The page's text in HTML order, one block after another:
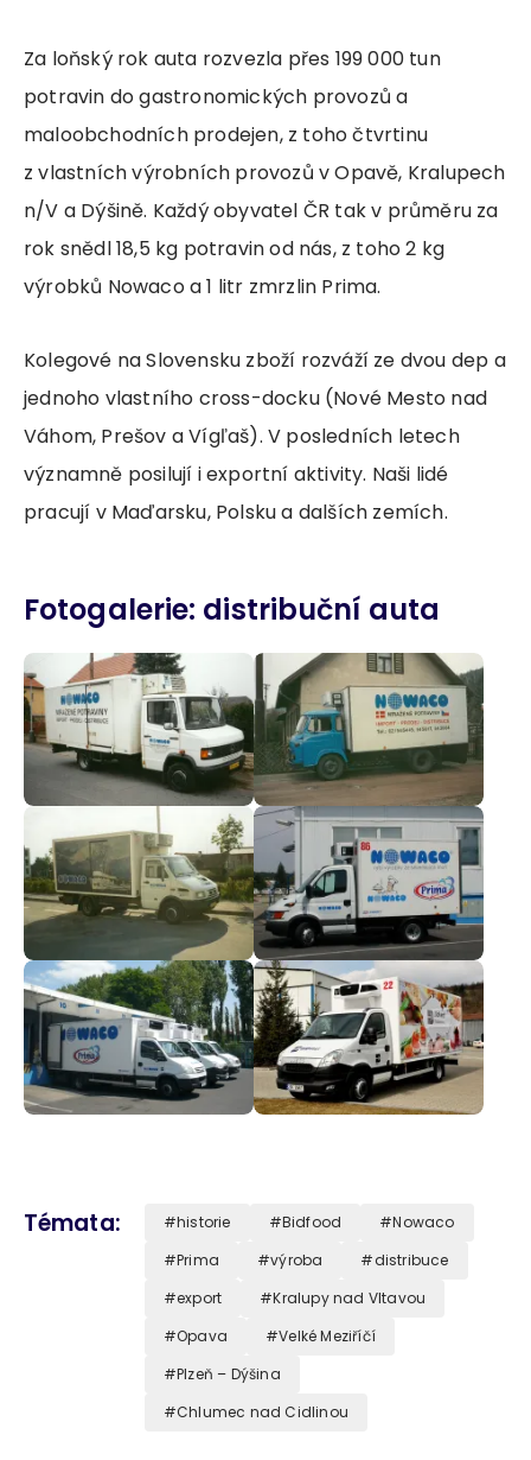
Za loňský rok auta rozvezla přes 199 000 tun
potravin do gastronomických provozů a
maloobchodních prodejen, z toho čtvrtinu
z vlastních výrobních provozů v Opavě, Kralupech
n/V a Dýšině. Každý obyvatel ČR tak v průměru za
rok snědl 18,5 kg potravin od nás, z toho 2 kg
výrobků Nowaco a 1 litr zmrzlin Prima.
Kolegové na Slovensku zboží rozváží ze dvou dep a
jednoho vlastního cross-docku (Nové Mesto nad
Váhom, Prešov a Vígľaš). V posledních letech
významně posilují i exportní aktivity. Naši lidé
pracují v Maďarsku, Polsku a dalších zemích.
Fotogalerie: distribuční auta
Témata historie Bidfood
Nowaco
Prima
výroba
distribuce
export
Kralupy nad Vltavou
Opava
Velké Meziříčí
Plzeň – Dýšina
Chlumec nad Cidlinou